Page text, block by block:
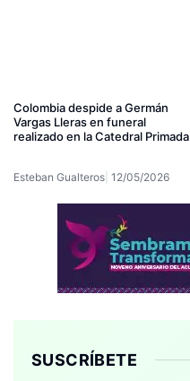
Colombia despide a Germán
Vargas Lleras en funeral
realizado en la Catedral Primada
Esteban Gualteros 12/05/2026
SUSCRÍBETE